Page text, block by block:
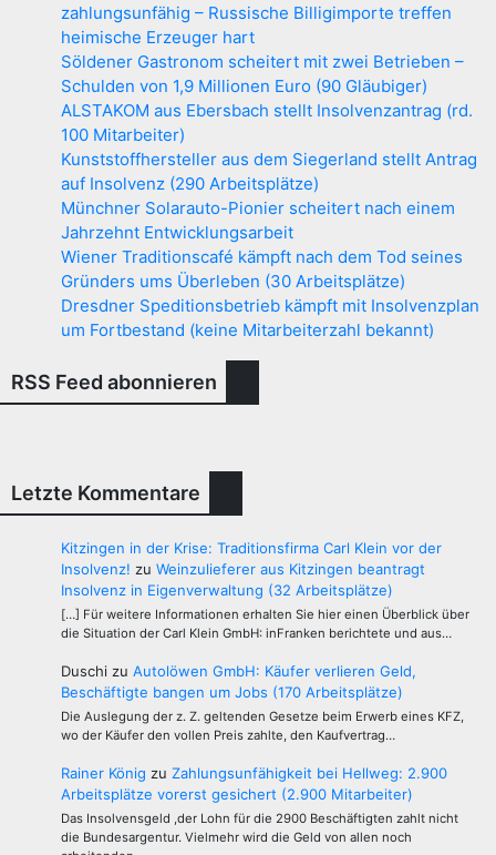
zahlungsunfähig – Russische Billigimporte treffen
heimische Erzeuger hart
Söldener Gastronom scheitert mit zwei Betrieben –
Schulden von 1,9 Millionen Euro (90 Gläubiger)
ALSTAKOM aus Ebersbach stellt Insolvenzantrag (rd.
100 Mitarbeiter)
Kunststoffhersteller aus dem Siegerland stellt Antrag
auf Insolvenz (290 Arbeitsplätze)
Münchner Solarauto-Pionier scheitert nach einem
Jahrzehnt Entwicklungsarbeit
Wiener Traditionscafé kämpft nach dem Tod seines
Gründers ums Überleben (30 Arbeitsplätze)
Dresdner Speditionsbetrieb kämpft mit Insolvenzplan
um Fortbestand (keine Mitarbeiterzahl bekannt)
RSS Feed abonnieren
Letzte Kommentare
Kitzingen in der Krise: Traditionsfirma Carl Klein vor der
Insolvenz! zu Weinzulieferer aus Kitzingen beantragt
Insolvenz in Eigenverwaltung (32 Arbeitsplätze)
[…] Für weitere Informationen erhalten Sie hier einen Überblick über
die Situation der Carl Klein GmbH: inFranken berichtete und aus…
Duschi zu Autolöwen GmbH: Käufer verlieren Geld,
Beschäftigte bangen um Jobs (170 Arbeitsplätze)
Die Auslegung der z. Z. geltenden Gesetze beim Erwerb eines KFZ,
wo der Käufer den vollen Preis zahlte, den Kaufvertrag…
Rainer König zu Zahlungsunfähigkeit bei Hellweg: 2.900
Arbeitsplätze vorerst gesichert (2.900 Mitarbeiter)
Das Insolvensgeld ,der Lohn für die 2900 Beschäftigten zahlt nicht
die Bundesargentur. Vielmehr wird die Geld von allen noch